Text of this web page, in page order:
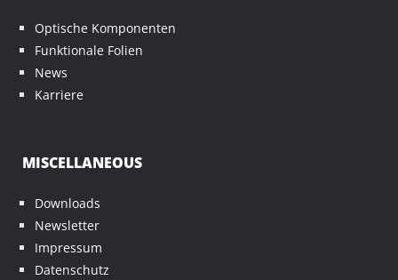
Optische Komponenten
Funktionale Folien
News
Karriere
MISCELLANEOUS
Downloads
Newsletter
Impressum
Datenschutz